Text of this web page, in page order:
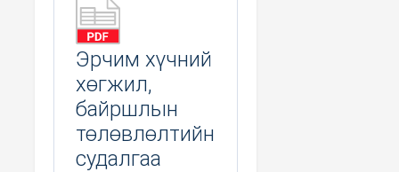
Эрчим хүчний
хөгжил,
байршлын
төлөвлөлтийн
судалгаа